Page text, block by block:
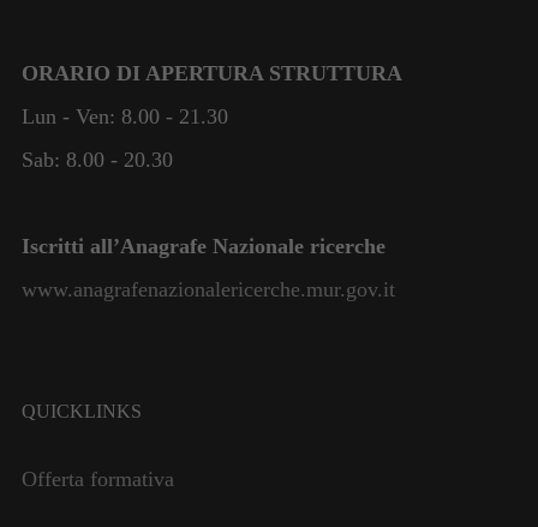
ORARIO DI APERTURA STRUTTURA
Lun - Ven: 8.00 - 21.30
Sab: 8.00 - 20.30
Iscritti all’Anagrafe Nazionale ricerche
www.anagrafenazionalericerche.mur.gov.it
QUICKLINKS
Offerta formativa